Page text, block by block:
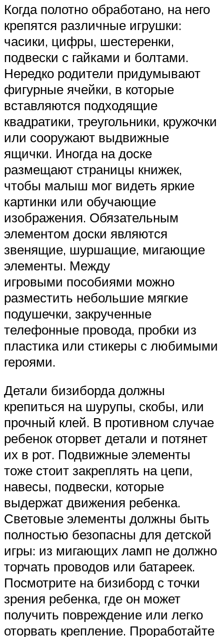
Когда полотно обработано, на него
крепятся различные игрушки:
часики, цифры, шестеренки,
подвески с гайками и болтами.
Нередко родители придумывают
фигурные ячейки, в которые
вставляются подходящие
квадратики, треугольники, кружочки
или сооружают выдвижные
ящички. Иногда на доске
размещают страницы книжек,
чтобы малыш мог видеть яркие
картинки или обучающие
изображения. Обязательным
элементом доски являются
звенящие, шуршащие, мигающие
элементы. Между
игровыми пособиями можно
разместить небольшие мягкие
подушечки, закрученные
телефонные провода, пробки из
пластика или стикеры с любимыми
героями.
Детали бизиборда должны
крепиться на шурупы, скобы, или
прочный клей. В противном случае
ребенок оторвет детали и потянет
их в рот. Подвижные элементы
тоже стоит закреплять на цепи,
навесы, подвески, которые
выдержат движения ребенка.
Световые элементы должны быть
полностью безопасны для детской
игры: из мигающих ламп не должно
торчать проводов или батареек.
Посмотрите на бизиборд с точки
зрения ребенка, где он может
получить повреждение или легко
оторвать крепление. Проработайте